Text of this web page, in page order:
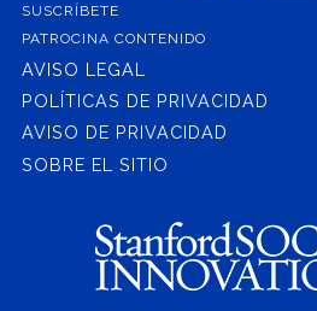
SUSCRÍBETE
PATROCINA CONTENIDO
AVISO LEGAL
POLÍTICAS DE PRIVACIDAD
AVISO DE PRIVACIDAD
SOBRE EL SITIO